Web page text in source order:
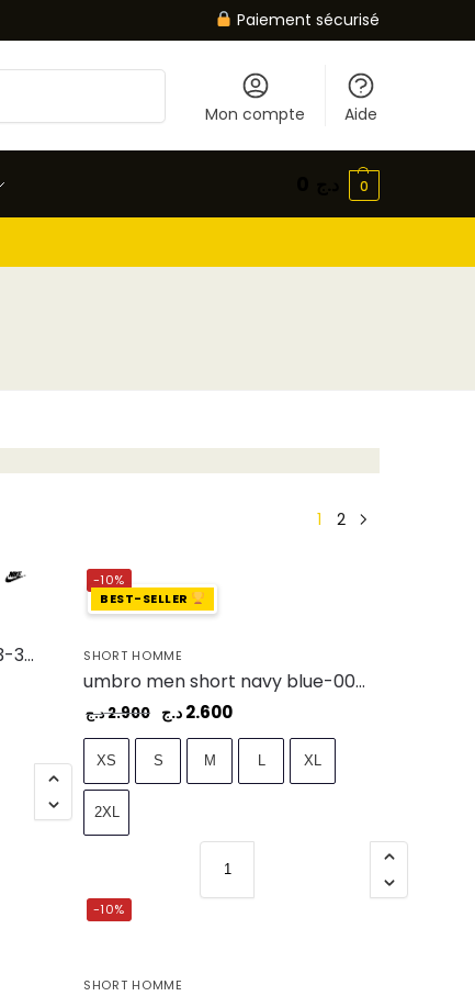
Paiement sécurisé
Mon compte Aide
0
1 2
m nk club short wvn – FN3303-365
-10%
BEST-SELLER
SHORT HOMME
umbro men short navy blue-002 – UAA241M104-002
2.900د.ج 2.600 د.ج
XS S M L XL
2XL
-10%
SHORT HOMME